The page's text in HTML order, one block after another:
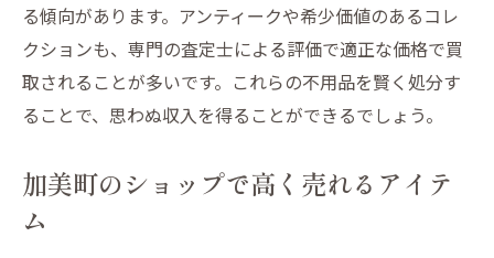
る傾向があります。アンティークや希少価値のあるコレ
クションも、専門の査定士による評価で適正な価格で買
取されることが多いです。これらの不用品を賢く処分す
ることで、思わぬ収入を得ることができるでしょう。
加美町のショップで高く売れるアイテ
ム